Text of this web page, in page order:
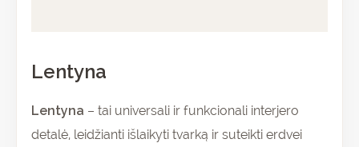
Lentyna
Lentyna – tai universali ir funkcionali interjero
detalė, leidžianti išlaikyti tvarką ir suteikti erdvei